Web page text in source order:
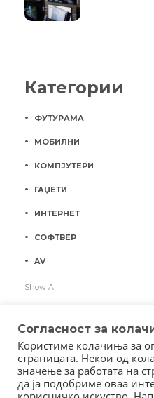
Категории
ФУТУРАМА
МОБИЛНИ
КОМПЈУТЕРИ
ГАЏЕТИ
ИНТЕРНЕТ
СОФТВЕР
AV
Show All
Согласност за
Користиме колачиња за
страницата. Некои од
значење за работата на
да ја подобриме оваа